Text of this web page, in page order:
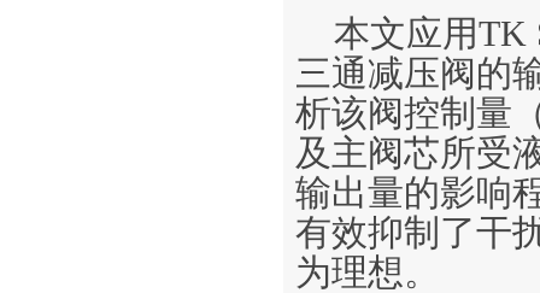
本文应用TK
三通减压阀的
析该阀控制量
及主阀芯所受
输出量的影响
有效抑制了干
为理想。